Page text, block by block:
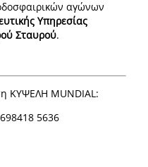
αγώνων
Υπηρεσίας
Σταυρού.
ΚΥΨΕΛΗ MUNDIAL:
5636